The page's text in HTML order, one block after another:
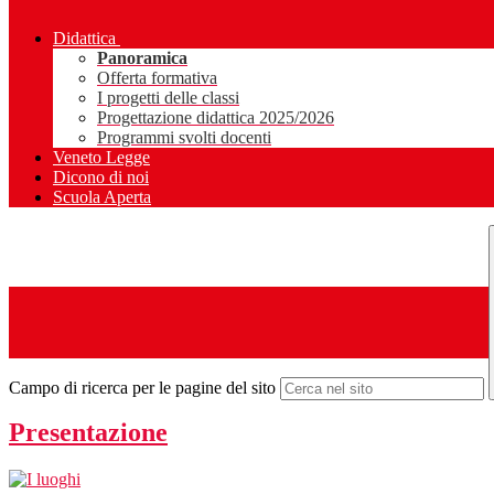
Didattica
Panoramica
Offerta formativa
I progetti delle classi
Progettazione didattica 2025/2026
Programmi svolti docenti
Veneto Legge
Dicono di noi
Scuola Aperta
Campo di ricerca per le pagine del sito
Presentazione